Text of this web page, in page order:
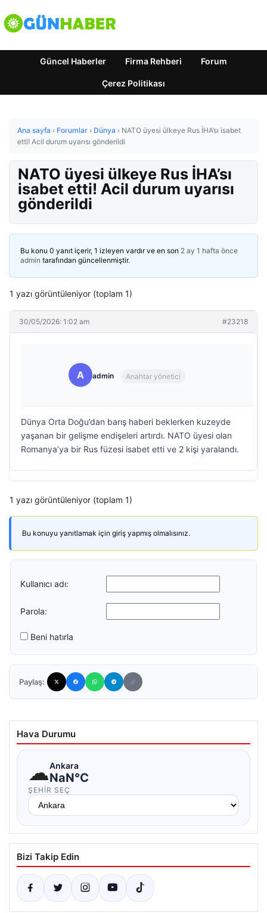
Güncel Haberler Firma Rehberi Forum
Çerez Politikası
Ana sayfa › Forumlar › Dünya › NATO üyesi ülkeye Rus İHA’sı isabet
etti! Acil durum uyarısı gönderildi
NATO üyesi ülkeye Rus İHA’sı
isabet etti! Acil durum uyarısı
gönderildi
Bu konu 0 yanıt içerir, 1 izleyen vardır ve en son 2 ay 1 hafta önce
admin tarafından güncellenmiştir.
1 yazı görüntüleniyor (toplam 1)
30/05/2026: 1:02 am #23218
A admin Anahtar yönetici
Dünya Orta Doğu’dan barış haberi beklerken kuzeyde
yaşanan bir gelişme endişeleri artırdı. NATO üyesi olan
Romanya’ya bir Rus füzesi isabet etti ve 2 kişi yaralandı.
1 yazı görüntüleniyor (toplam 1)
Bu konuyu yanıtlamak için giriş yapmış olmalısınız.
Kullanıcı adı:
Parola:
Beni hatırla
Paylaş:
Hava Durumu
☁Ankara
NaN°C
ŞEHIR SEÇ
Bizi Takip Edin